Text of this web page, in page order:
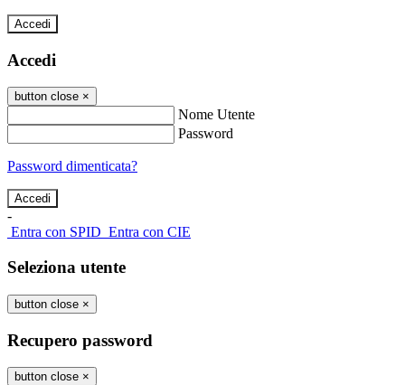
Accedi
Accedi
button close ×
Nome Utente
Password
Password dimenticata?
-
Entra con SPID Entra con CIE
Seleziona utente
button close ×
Recupero password
button close ×